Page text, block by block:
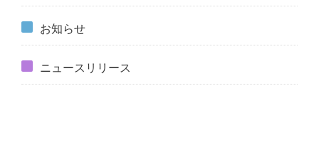
お知らせ
ニュースリリース